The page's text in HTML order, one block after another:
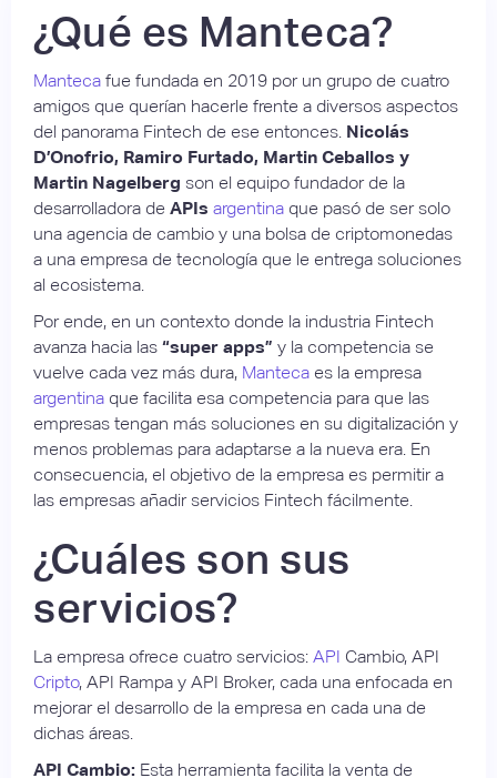
¿Qué es Manteca?
Manteca fue fundada en 2019 por un grupo de cuatro
amigos que querían hacerle frente a diversos aspectos
del panorama Fintech de ese entonces. Nicolás
D’Onofrio, Ramiro Furtado, Martin Ceballos y
Martin Nagelberg son el equipo fundador de la
desarrolladora de APIs argentina que pasó de ser solo
una agencia de cambio y una bolsa de criptomonedas
a una empresa de tecnología que le entrega soluciones
al ecosistema.
Por ende, en un contexto donde la industria Fintech
avanza hacia las “super apps” y la competencia se
vuelve cada vez más dura, Manteca es la empresa
argentina que facilita esa competencia para que las
empresas tengan más soluciones en su digitalización y
menos problemas para adaptarse a la nueva era. En
consecuencia, el objetivo de la empresa es permitir a
las empresas añadir servicios Fintech fácilmente.
¿Cuáles son sus
servicios?
La empresa ofrece cuatro servicios: API Cambio, API
Cripto, API Rampa y API Broker, cada una enfocada en
mejorar el desarrollo de la empresa en cada una de
dichas áreas.
API Cambio: Esta herramienta facilita la venta de